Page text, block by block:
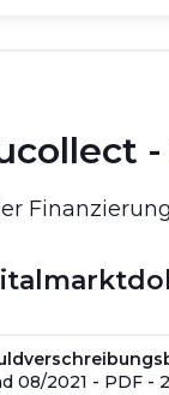
-
08/2021 - PDF -